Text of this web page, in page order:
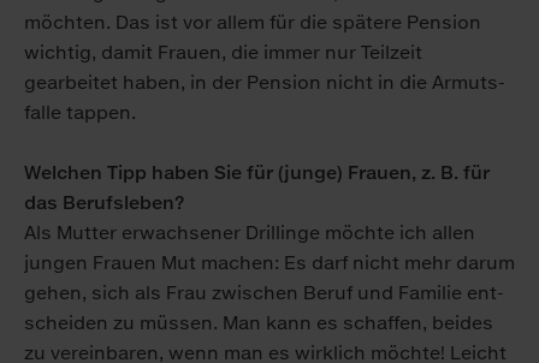
möchten. Das ist vor allem für die spätere Pension
wichtig, damit Frauen, die immer nur Teil­zeit
gearbeitet haben, in der Pension nicht in die Armuts­
falle tappen.
Welchen Tipp haben Sie für (junge) Frauen, z. B. für
das Berufsleben?
Als Mutter er­wachsener Drillinge möchte ich allen
jungen Frauen Mut machen: Es darf nicht mehr darum
gehen, sich als Frau zwischen Beruf und Familie ent­
scheiden zu müssen. Man kann es schaffen, beides
zu ver­einbaren, wenn man es wirklich möchte! Leicht